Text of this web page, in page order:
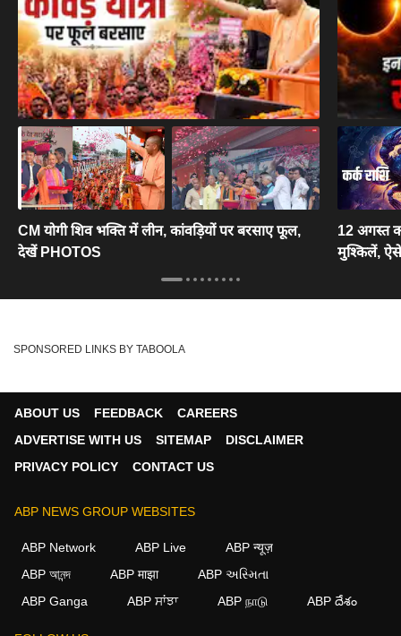
CM योगी शिव भक्ति में लीन, कांवड़ियों पर बरसाए फूल,
देखें PHOTOS
12 अगस्त
मुश्किलें,
SPONSORED LINKS BY TABOOLA
ABOUT US FEEDBACK
CAREERS
ADVERTISE WITH US
SITEMAP
DISCLAIMER
PRIVACY POLICY
CONTACT US
ABP NEWS GROUP WEBSITES
ABP Network ABP Live
ABP न्यूज़
ABP আনন্দ
ABP माझा
ABP અસ્મિતા
ABP Ganga
ABP ਸਾਂਝਾ ABP நாடு ABP దేశం